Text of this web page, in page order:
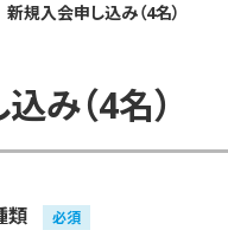
新規入会申し込み（4名）
み（4名）
類 必須